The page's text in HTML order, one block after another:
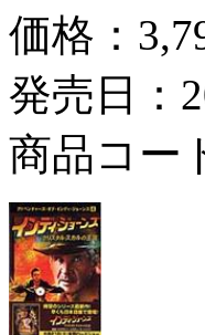
価格：
発売日：
商品コー